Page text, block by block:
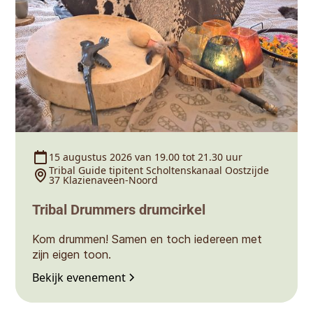
15 augustus 2026 van 19.00 tot 21.30 uur
Tribal Guide tipitent Scholtenskanaal Oostzijde
37 Klazienaveen-Noord
Tribal Drummers drumcirkel
Kom drummen! Samen en toch iedereen met
zijn eigen toon.
Bekijk evenement